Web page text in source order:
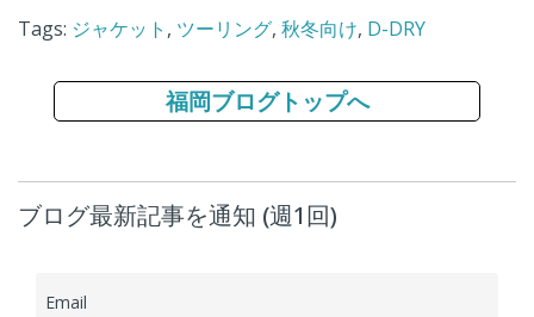
Tags: ジャケット , ツーリング, 秋冬向け, D-DRY
福岡ブログトップへ
ブログ最新記事を通知 (週1回)
Email